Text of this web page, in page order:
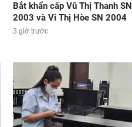
Bắt khẩn cấp Vũ Thị Thanh SN
2003 và Vi Thị Hòe SN 2004
3 giờ trước